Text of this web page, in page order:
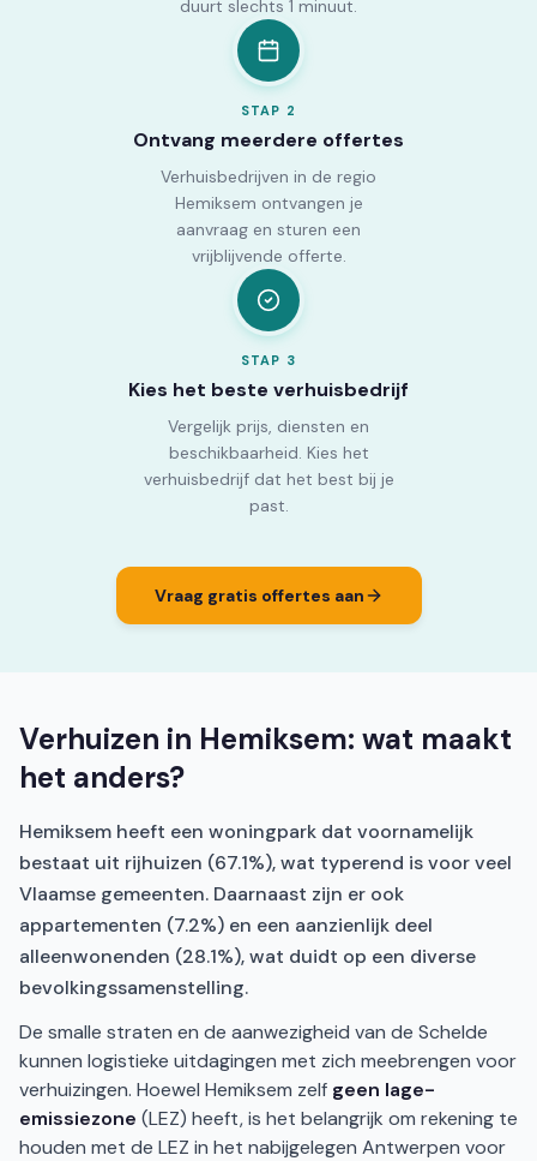
duurt slechts 1 minuut.
STAP 2
Ontvang meerdere offertes
Verhuisbedrijven in de regio
Hemiksem ontvangen je
aanvraag en sturen een
vrijblijvende offerte.
STAP 3
Kies het beste verhuisbedrijf
Vergelijk prijs, diensten en
beschikbaarheid. Kies het
verhuisbedrijf dat het best bij je
past.
Vraag gratis offertes aan
Verhuizen in Hemiksem: wat maakt
het anders?
Hemiksem heeft een woningpark dat voornamelijk
bestaat uit rijhuizen (67.1%), wat typerend is voor veel
Vlaamse gemeenten. Daarnaast zijn er ook
appartementen (7.2%) en een aanzienlijk deel
alleenwonenden (28.1%), wat duidt op een diverse
bevolkingssamenstelling.
De smalle straten en de aanwezigheid van de Schelde
kunnen logistieke uitdagingen met zich meebrengen voor
verhuizingen. Hoewel Hemiksem zelf geen lage-
emissiezone (LEZ) heeft, is het belangrijk om rekening te
houden met de LEZ in het nabijgelegen Antwerpen voor